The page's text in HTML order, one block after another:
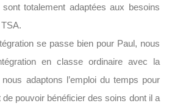
totalement adaptées aux besoins
se passe bien pour Paul, nous
en classe ordinaire avec la
adaptons l’emploi du temps pour
pouvoir bénéficier des soins dont il a